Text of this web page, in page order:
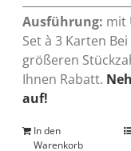
Ausführung: mit
Set à 3 Karten
größeren
Ihnen Rabatt.
auf!
In den
Warenkorb